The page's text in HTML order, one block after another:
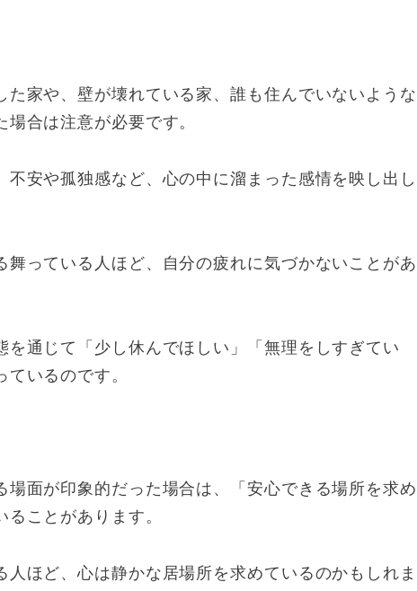
た家や、壁が壊れている家、誰も住んでいないような
合は注意が必要です。
不安や孤独感など、心の中に溜まった感情を映し出し
舞っている人ほど、自分の疲れに気づかないことがあ
を通じて「少し休んでほしい」「無理をしすぎてい
いるのです。
場面が印象的だった場合は、「安心できる場所を求め
ことがあります。
人ほど、心は静かな居場所を求めているのかもしれま